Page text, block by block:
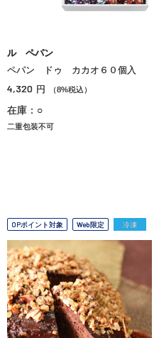
ル ペパン
ペパン ドゥ カカオ６０個入
4,320 円 （8%税込）
在庫：○
二重包装不可
OPポイント対象 Web限定 冷凍